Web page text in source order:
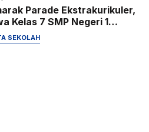
Parade Ekstrakurikuler,
Kelas 7 SMP Negeri 1
Kenali dan
Potensi Diri
SEKOLAH